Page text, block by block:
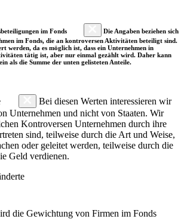
im Fonds
Die Angaben beziehen sich
im Fonds, die an kontroversen Aktivitäten beteiligt sind.
werden, da es möglich ist, dass ein Unternehmen in
tätig ist, aber nur einmal gezählt wird. Daher kann
als die Summe der unten gelisteten Anteile.
Bei diesen Werten interessieren wir
Unternehmen und nicht von Staaten. Wir
Kontroversen Unternehmen durch ihre
sind, teilweise durch die Art und Weise,
oder geleitet werden, teilweise durch die
Geld verdienen.
die Gewichtung von Firmen im Fonds